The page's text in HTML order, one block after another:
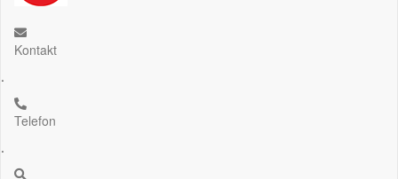
Kontakt
.
Telefon
.